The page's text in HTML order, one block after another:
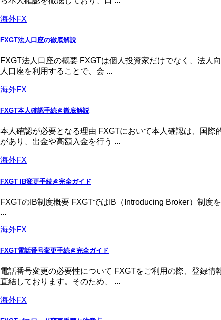
海外FX
FXGT法人口座の徹底解説
FXGT法人口座の概要 FXGTは個人投資家だけでなく、法人
人口座を利用することで、会 ...
海外FX
FXGT本人確認手続き徹底解説
本人確認が必要となる理由 FXGTにおいて本人確認は、国
があり、出金や高額入金を行う ...
海外FX
FXGT IB変更手続き完全ガイド
FXGTのIB制度概要 FXGTではIB（Introducing Broker）制度
...
海外FX
FXGT電話番号変更手続き完全ガイド
電話番号変更の必要性について FXGTをご利用の際、登録
直結しております。そのため、 ...
海外FX